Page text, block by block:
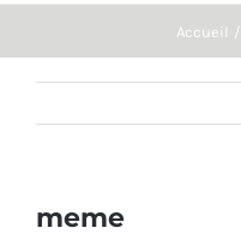
Accueil
meme